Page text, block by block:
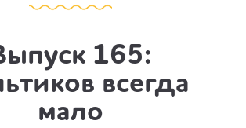
165:
всегда
мало